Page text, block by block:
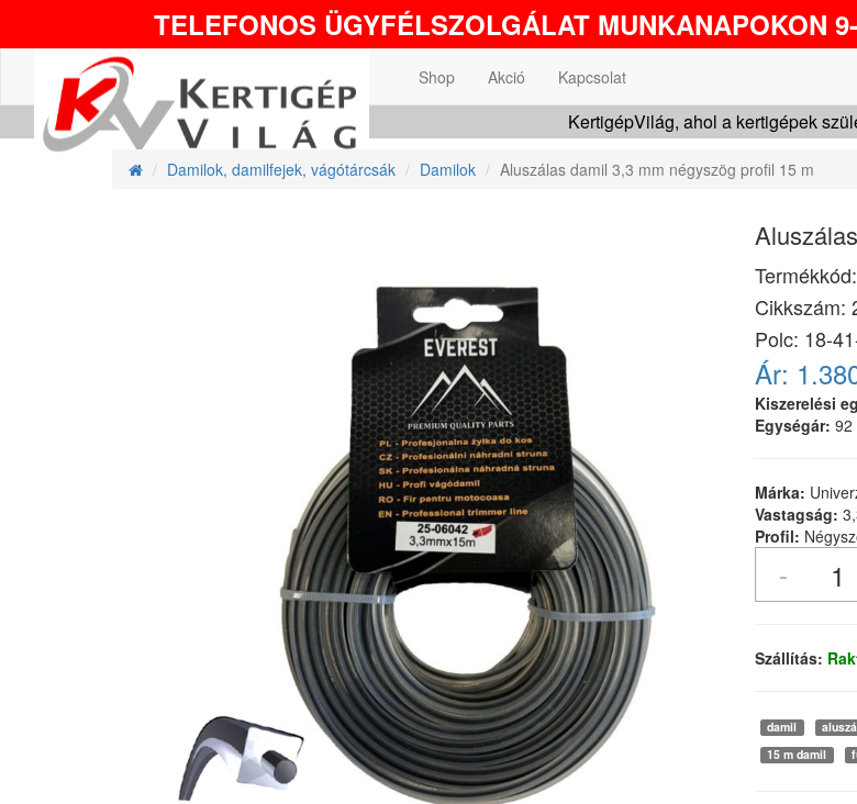
TELEFONOS ÜGYFÉLSZOLGÁLAT MUNKANAPOKON
Shop Akció Kapcsolat
KertigépVilág, ahol a kertigépek
Damilok, damilfejek, vágótárcsák Damilok Aluszálas damil 3,3 mm négyszög profil 15 m
Termékkód:
Cikkszám:
Polc: 18-
Ár:
Kiszerelési
Egységár: 92
Márka:
Vastagság:
Profil:
Szállítás:
damil
15 m damil